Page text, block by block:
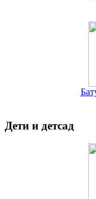
Дети и детсад